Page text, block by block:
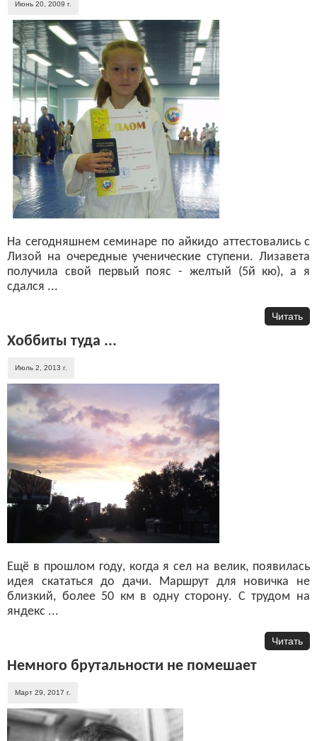
Июнь 20, 2009 г.
На сегодняшнем семинаре по айкидо аттестовались с
Лизой на очередные ученические ступени. Лизавета
получила свой первый пояс - желтый (5й кю), а я
сдался ...
Читать
Хоббиты туда ...
Июль 2, 2013 г.
Ещё в прошлом году, когда я сел на велик, появилась
идея скататься до дачи. Маршрут для новичка не
близкий, более 50 км в одну сторону. С трудом на
яндекс ...
Читать
Немного брутальности не помешает
Март 29, 2017 г.